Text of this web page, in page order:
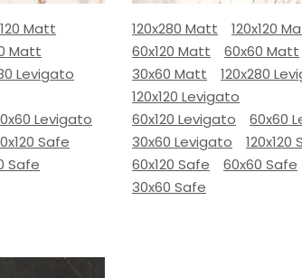
Matt
Matt
Levigato
Levigato
Safe
Safe
120x280 Matt
120x120
60x120 Matt
60x60 Matt
30x60 Matt
120x280
120x120 Levigato
60x120 Levigato
60x60
30x60 Levigato
120x120
60x120 Safe
60x60 Safe
30x60 Safe